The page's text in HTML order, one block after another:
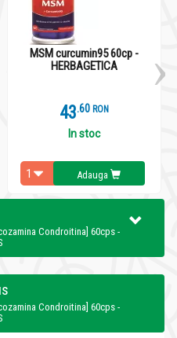
MSM curcumin95 60cp -
HERBAGETICA
43.6 RON
In stoc
Adauga
Condroitina] 60cps -
Condroitina] 60cps -